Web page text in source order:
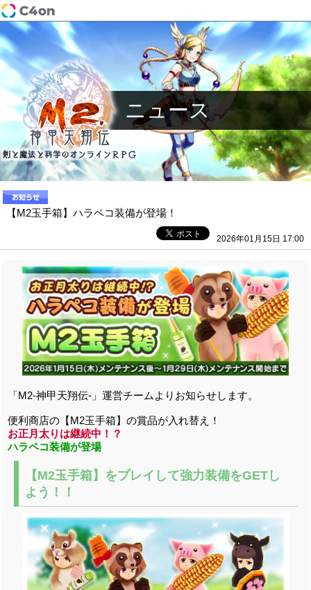
ニュース
【M2玉手箱】ハラペコ装備が登場！
2026年01月15日 17:00
「M2-神甲天翔伝-」運営チームよりお知らせします。
便利商店の【M2玉手箱】の賞品が入れ替え！
お正月太りは継続中！？
ハラペコ装備が登場
【M2玉手箱】をプレイして強力装備をGETし
よう！！